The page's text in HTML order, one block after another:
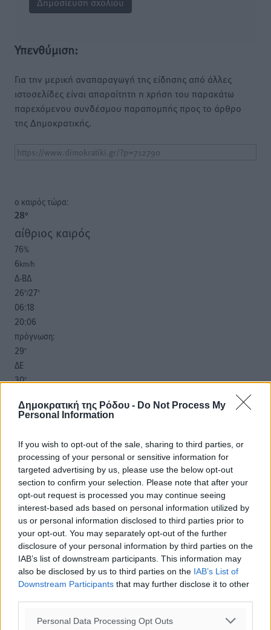
Δημοκρατική της Ρόδου - Do Not Process My
Personal Information
If you wish to opt-out of the sale, sharing to third parties, or
processing of your personal or sensitive information for
targeted advertising by us, please use the below opt-out
section to confirm your selection. Please note that after your
opt-out request is processed you may continue seeing
interest-based ads based on personal information utilized by
us or personal information disclosed to third parties prior to
your opt-out. You may separately opt-out of the further
disclosure of your personal information by third parties on the
IAB’s list of downstream participants. This information may
also be disclosed by us to third parties on the IAB’s List of
Downstream Participants that may further disclose it to other
Personal Data Processing Opt Outs
Υπενθύμιση:
Για την μερική αναπαραγωγή της είδησης από άλλες
ιστοσελίδες είναι απαραίτητη η χρήση του παρακάτω
παρεχόμενου συνδέσμου παραπομπής προς το άρθρο
της Δημοκρατικής.
o καιρός τώρα:
28°
αίθριος καιρός
76%
6km/h
Δ-ΒΔ
26°/27°
06:18
20:06
πρόγνωση:
29°
ΔΕ
30°
29°